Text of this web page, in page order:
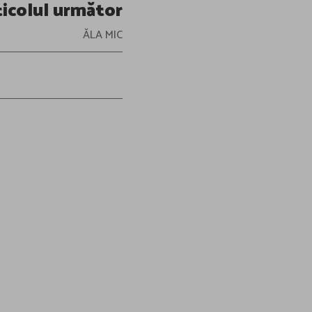
următor
ĂLA MIC